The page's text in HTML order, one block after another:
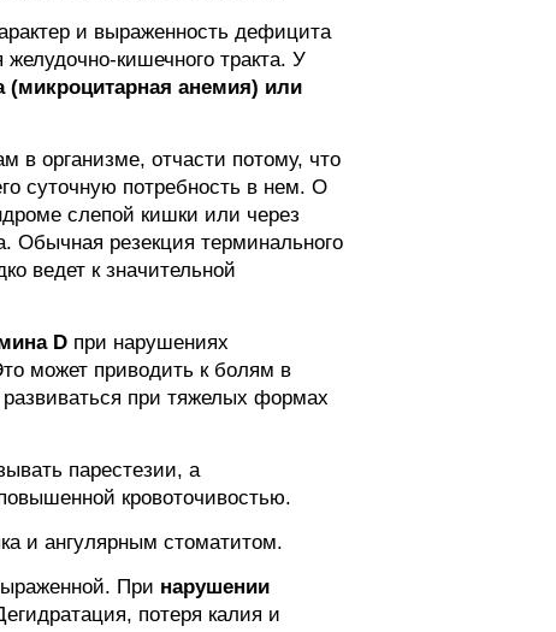
и выраженность дефицита
кишечного тракта. У
(микроцитарная анемия) или
в организме, отчасти потому, что
суточную потребность в нем. О
слепой кишки или через
Обычная резекция терминального
ведет к значительной
D при нарушениях
может приводить к болям в
при тяжелых формах
парестезии, а
кровоточивостью.
и ангулярным стоматитом.
При нарушении
потеря калия и